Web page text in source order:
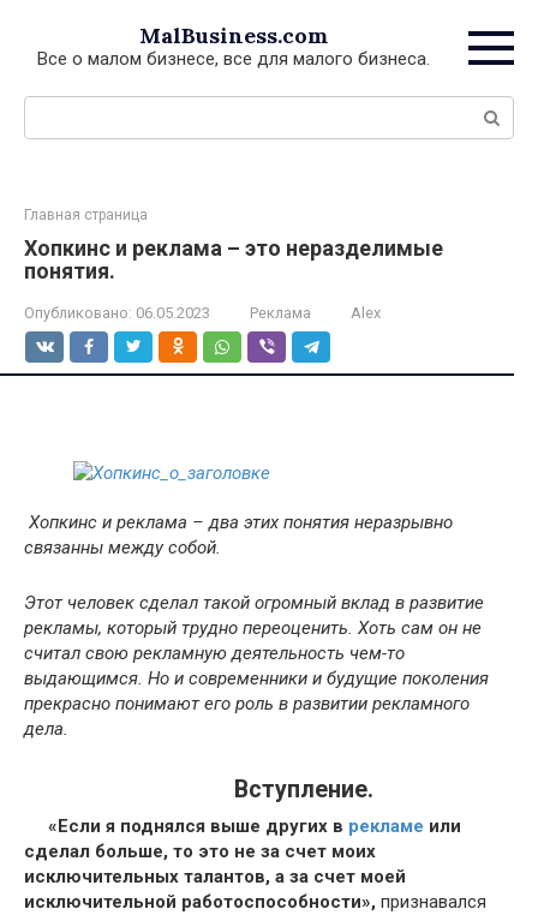
контенту
MalBusiness.com
Все о малом бизнесе, все для малого бизнеса.
Поиск:
Главная страница
Хопкинс и реклама – это неразделимые
понятия.
Опубликовано: 06.05.2023 Реклама Alex
Хопкинс и реклама – два этих понятия неразрывно
связанны между собой.
Этот человек сделал такой огромный вклад в развитие
рекламы, который трудно переоценить. Хоть сам он не
считал свою рекламную деятельность чем-то
выдающимся. Но и современники и будущие поколения
прекрасно понимают его роль в развитии рекламного
дела.
Вступление.
«Если я поднялся выше других в рекламе или
сделал больше, то это не за счет моих
исключительных талантов, а за счет моей
исключительной работоспособности», признавался